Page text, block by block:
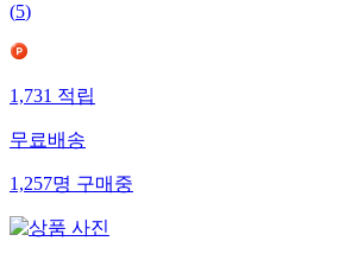
(5)
1,731 적립
무료배송
1,257명 구매중